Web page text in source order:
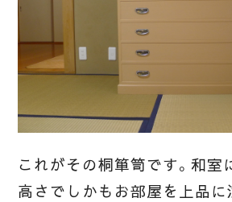
これがその桐箪笥です。和室
高さでしかもお部屋を上品